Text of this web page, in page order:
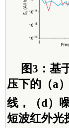
图3：基
压下的（a
线，（d）
短波红外光